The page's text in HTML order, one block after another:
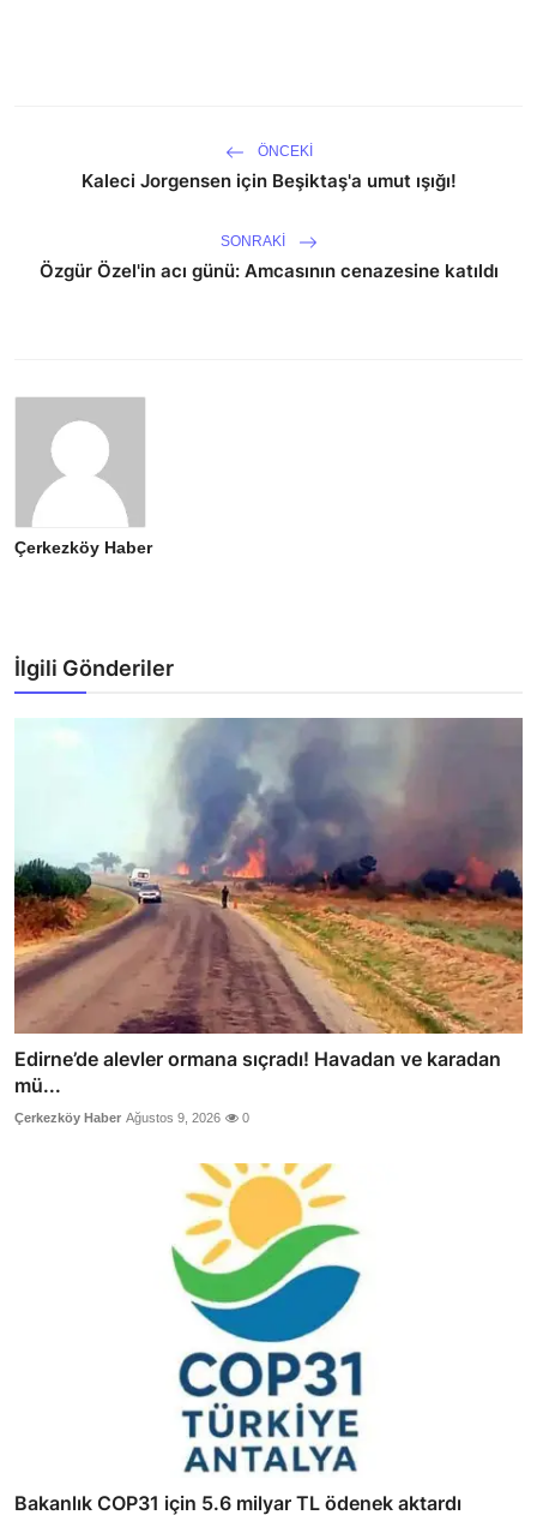
ÖNCEKI
Kaleci Jorgensen için Beşiktaş'a umut ışığı!
SONRAKI
Özgür Özel'in acı günü: Amcasının cenazesine katıldı
Çerkezköy Haber
İlgili Gönderiler
Edirne’de alevler ormana sıçradı! Havadan ve karadan
mü...
Çerkezköy Haber Ağustos 9, 2026 0
Bakanlık COP31 için 5.6 milyar TL ödenek aktardı